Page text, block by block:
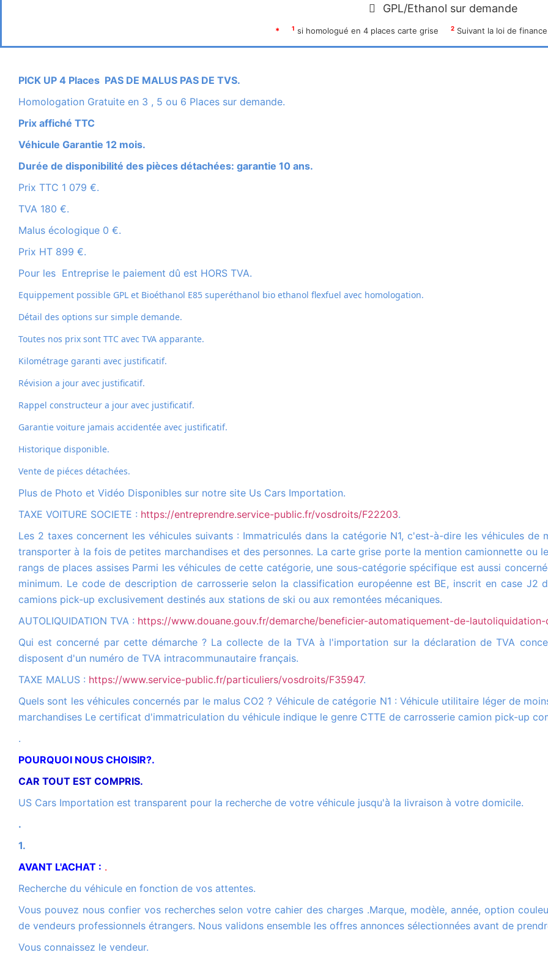
GPL/Ethanol sur demande
* 1 si homologué en 4 places carte grise 2 Suivant la loi de finance
PICK UP 4 Places PAS DE MALUS PAS DE TVS.
Homologation Gratuite en 3 , 5 ou 6 Places sur demande.
Prix affiché TTC
Véhicule Garantie 12 mois.
Durée de disponibilité des pièces détachées: garantie 10 ans.
Prix TTC 1 079 €.
TVA 180 €.
Malus écologique 0 €.
Prix HT 899 €.
Pour les Entreprise le paiement dû est HORS TVA.
Equippement possible GPL et Bioéthanol E85 superéthanol bio ethanol flexfuel avec homologation.
Détail des options sur simple demande.
Toutes nos prix sont TTC avec TVA apparante.
Kilométrage garanti avec justificatif.
Révision a jour avec justificatif.
Rappel constructeur a jour avec justificatif.
Garantie voiture jamais accidentée avec justificatif.
Historique disponible.
Vente de piéces détachées.
Plus de Photo et Vidéo Disponibles sur notre site Us Cars Importation.
TAXE VOITURE SOCIETE : https://entreprendre.service-public.fr/vosdroits/F22203.
Les 2 taxes concernent les véhicules suivants : Immatriculés dans la catégorie N1, c'est-à-dire les véhicules de moins de 3,5 tonnes de type camionnettes qui peuvent
transporter à la fois de petites marchandises et des personnes. La carte grise porte la mention camionnette ou
rangs de places assises Parmi les véhicules de cette catégorie, une sous-catégorie spécifique est aussi
minimum. Le code de description de carrosserie selon la classification européenne est BE, inscrit en case
camions pick-up exclusivement destinés aux stations de ski ou aux remontées mécaniques.
AUTOLIQUIDATION TVA : https://www.douane.gouv.fr/demarche/beneficier-automatiquement-de-
Qui est concerné par cette démarche ? La collecte de la TVA à l'importation sur la déclaration de TVA concerne tous les assujettis ainsi que les non-assujettis qui
disposent d'un numéro de TVA intracommunautaire français.
TAXE MALUS : https://www.service-public.fr/particuliers/vosdroits/F35947.
Quels sont les véhicules concernés par le malus CO2 ? Véhicule de catégorie N1 : Véhicule utilitaire léger de moins de 3,5 tonnes conçu et construit pour le transport de
marchandises Le certificat d'immatriculation du véhicule indique le genre CTTE de carrosserie camion pick-up
.
POURQUOI NOUS CHOISIR?.
CAR TOUT EST COMPRIS.
US Cars Importation est transparent pour la recherche de votre véhicule jusqu'à la livraison à votre domicile.
.
1.
AVANT L'ACHAT : .
Recherche du véhicule en fonction de vos attentes.
Vous pouvez nous confier vos recherches selon votre cahier des charges .Marque, modèle, année, option couleur etc ou.Eeffectuer vous-même vos recherches auprès
de vendeurs professionnels étrangers. Nous validons ensemble les offres annonces sélectionnées avant de
Vous connaissez le vendeur.